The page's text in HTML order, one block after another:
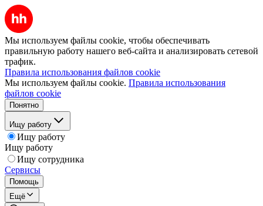
Мы используем файлы cookie, чтобы обеспечивать
правильную работу нашего веб-сайта и анализировать сетевой
трафик.
Правила использования файлов cookie
Мы используем файлы cookie. Правила использования
файлов cookie
Понятно
Ищу работу
Ищу работу
Ищу работу
Ищу сотрудника
Сервисы
Помощь
Ещё